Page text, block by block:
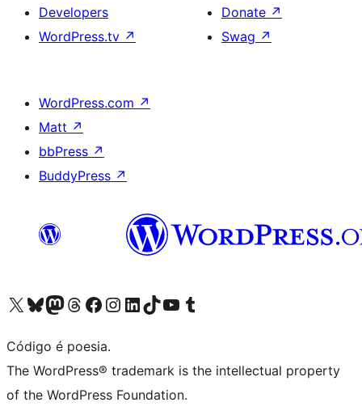
Developers
WordPress.tv ↗
Donate ↗
Swag ↗
WordPress.com ↗
Matt ↗
bbPress ↗
BuddyPress ↗
Visite a nossa conta X (antigo Twitter)
Visit our Bluesky account
Visit our Mastodon account
Visit our Threads account
Visite a nossa página do Facebook
Visite a nossa conta no Instagram
Visite a nossa conta no LinkedIn
Visit our TikTok account
Visit our YouTube channel
Visit our Tumblr account
Código é poesia.
The WordPress® trademark is the intellectual property
of the WordPress Foundation.